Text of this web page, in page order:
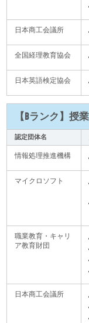
日本商工会議所
全国経理教育協会
日本英語検定協会
【Bランク】授
認定団体名
情報処理推進機構
マイクロソフト
職業教育・キャリ
ア教育財団
日本商工会議所